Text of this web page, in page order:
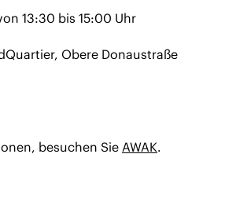
13:30 bis 15:00 Uhr
Obere Donaustraße
besuchen Sie AWAK.